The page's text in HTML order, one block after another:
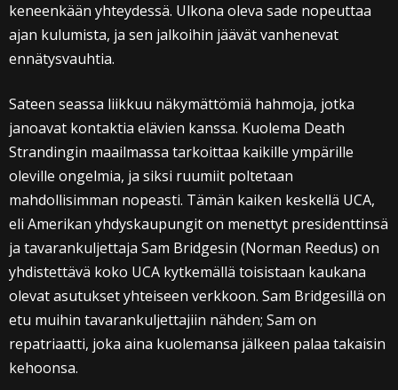
keneenkään yhteydessä. Ulkona oleva sade nopeuttaa
ajan kulumista, ja sen jalkoihin jäävät vanhenevat
ennätysvauhtia.
Sateen seassa liikkuu näkymättömiä hahmoja, jotka
janoavat kontaktia elävien kanssa. Kuolema Death
Strandingin maailmassa tarkoittaa kaikille ympärille
oleville ongelmia, ja siksi ruumiit poltetaan
mahdollisimman nopeasti. Tämän kaiken keskellä UCA,
eli Amerikan yhdyskaupungit on menettyt presidenttinsä
ja tavarankuljettaja Sam Bridgesin (Norman Reedus) on
yhdistettävä koko UCA kytkemällä toisistaan kaukana
olevat asutukset yhteiseen verkkoon. Sam Bridgesillä on
etu muihin tavarankuljettajiin nähden; Sam on
repatriaatti, joka aina kuolemansa jälkeen palaa takaisin
kehoonsa.